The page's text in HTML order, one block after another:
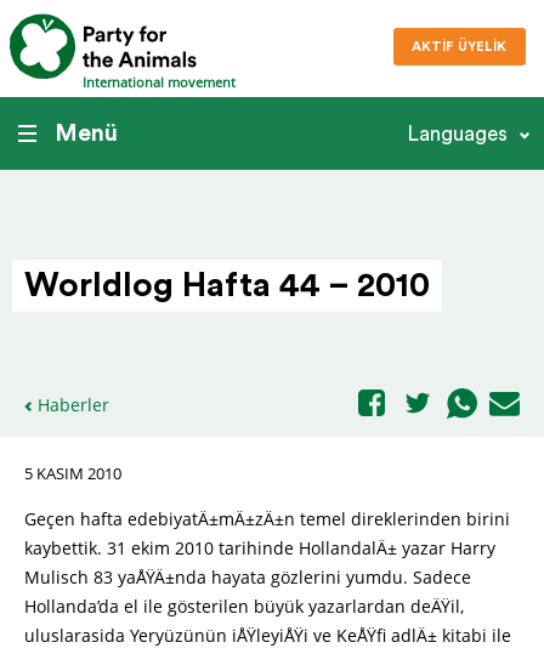
International movement
AKTIF ÜYELIK
Menü Languages
Worldlog Hafta 44 – 2010
Haberler
5 KASIM 2010
Geçen hafta edebiyatÄ±mÄ±zÄ±n temel direklerinden birini
kaybettik. 31 ekim 2010 tarihinde HollandalÄ± yazar Harry
Mulisch 83 yaÅŸÄ±nda hayata gözlerini yumdu. Sadece
Hollanda’da el ile gösterilen büyük yazarlardan deÄŸil,
uluslarasida Yeryüzünün iÅŸleyiÅŸi ve KeÅŸfi adlÄ± kitabi ile